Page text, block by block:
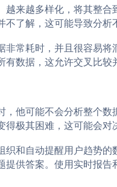
越来越多样化，将其整
不了解，这可能导致分析
非常耗时，并且很容易
有数据，这允许交叉比较
，他可能不会分析整个
得极其困难，这可能会对
织和自动提醒用户趋势
提供答案。使用实时报